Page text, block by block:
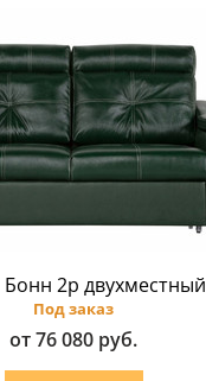
2p двухместный
Под заказ
от 76 080 руб.